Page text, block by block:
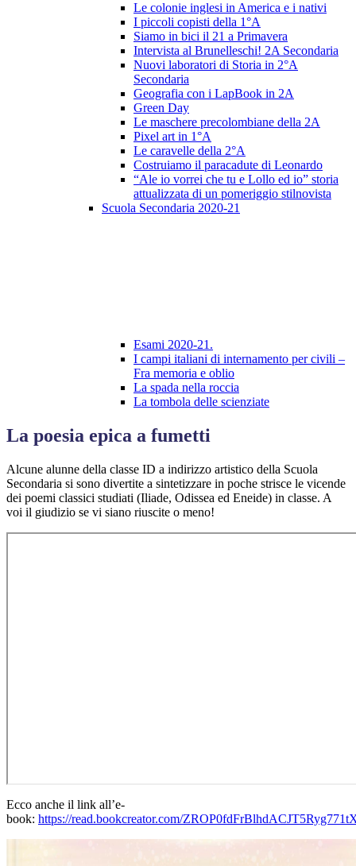
Le colonie inglesi in America e i nativi
I piccoli copisti della 1°A
Siamo in bici il 21 a Primavera
Intervista al Brunelleschi! 2A Secondaria
Nuovi laboratori di Storia in 2°A
Secondaria
Geografia con i LapBook in 2A
Green Day
Le maschere precolombiane della 2A
Pixel art in 1°A
Le caravelle della 2°A
Costruiamo il paracadute di Leonardo
“Ale io vorrei che tu e Lollo ed io” storia
attualizzata di un pomeriggio stilnovista
Scuola Secondaria 2020-21
Esami 2020-21.
I campi italiani di internamento per civili –
Fra memoria e oblio
La spada nella roccia
La tombola delle scienziate
La poesia epica a fumetti
Alcune alunne della classe ID a indirizzo artistico della Scuola
Secondaria si sono divertite a sintetizzare in poche strisce le vicende
dei poemi classici studiati (Iliade, Odissea ed Eneide) in classe. A
voi il giudizio se vi siano riuscite o meno!
Ecco anche il link all’e-
book: https://read.bookcreator.com/